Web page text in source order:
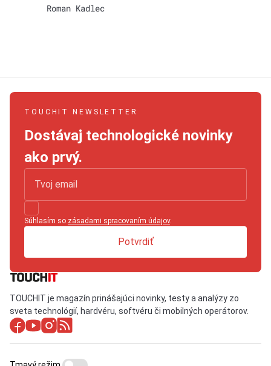
Roman Kadlec
TOUCHIT NEWSLETTER
Dostávaj technologické novinky
ako prvý.
Súhlasím so zásadami spracovaním údajov.
Potvrdiť
TOUCHIT je magazín prinášajúci novinky, testy a analýzy zo
sveta technológií, hardvéru, softvéru či mobilných operátorov.